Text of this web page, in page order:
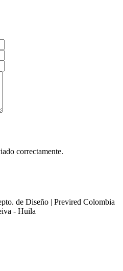
correctamente.
de Diseño | Previred Colombia
- Huila